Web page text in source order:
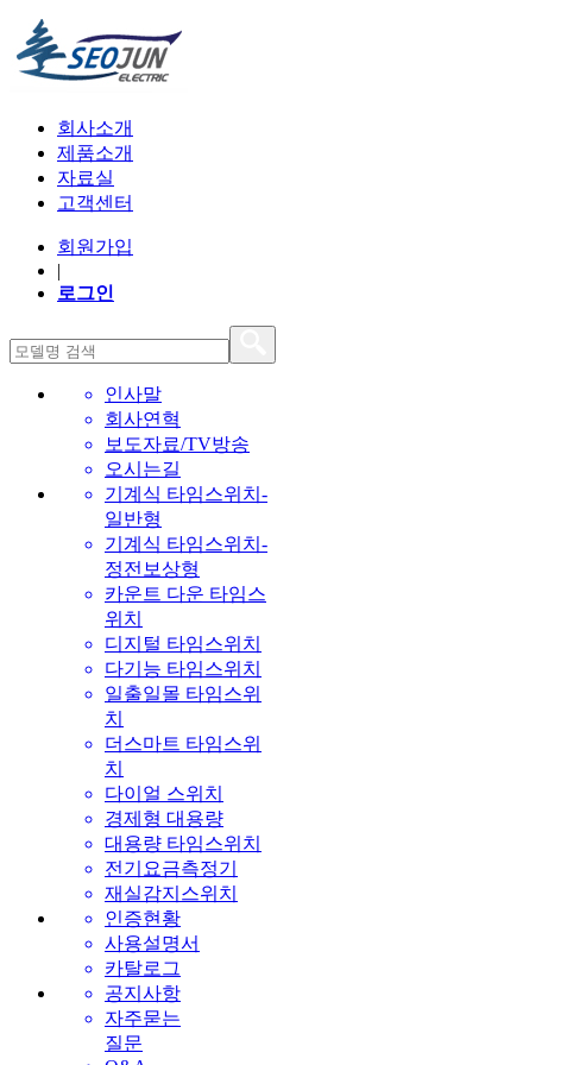
회사소개
제품소개
자료실
고객센터
회원가입
|
로그인
인사말
회사연혁
보도자료/TV방송
오시는길
기계식 타임스위치-
일반형
기계식 타임스위치-
정전보상형
카운트 다운 타임스
위치
디지털 타임스위치
다기능 타임스위치
일출일몰 타임스위
치
더스마트 타임스위
치
다이얼 스위치
경제형 대용량
대용량 타임스위치
전기요금측정기
재실감지스위치
인증현황
사용설명서
카탈로그
공지사항
자주묻는
질문